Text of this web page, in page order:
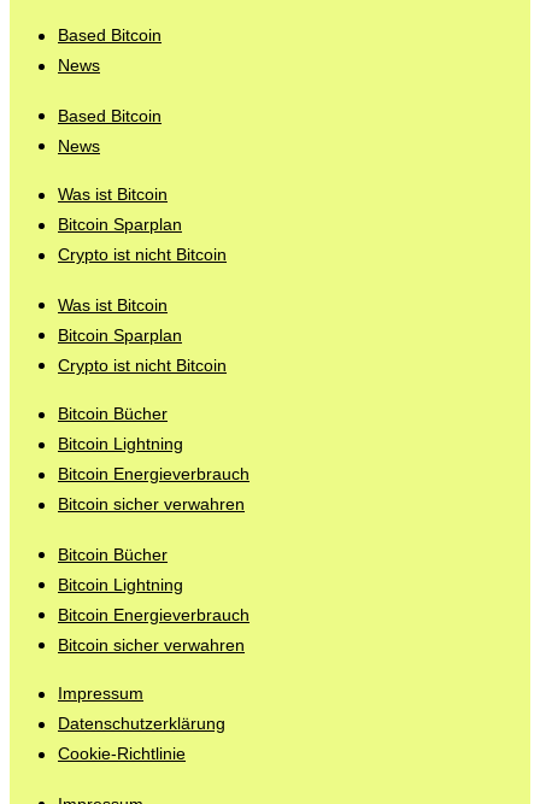
Based Bitcoin
News
Based Bitcoin
News
Was ist Bitcoin
Bitcoin Sparplan
Crypto ist nicht Bitcoin
Was ist Bitcoin
Bitcoin Sparplan
Crypto ist nicht Bitcoin
Bitcoin Bücher
Bitcoin Lightning
Bitcoin Energieverbrauch
Bitcoin sicher verwahren
Bitcoin Bücher
Bitcoin Lightning
Bitcoin Energieverbrauch
Bitcoin sicher verwahren
Impressum
Datenschutzerklärung
Cookie-Richtlinie